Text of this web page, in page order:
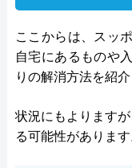
ここからは、スッ
自宅にあるものや
りの解消方法を紹介
状況にもよります
る可能性があります